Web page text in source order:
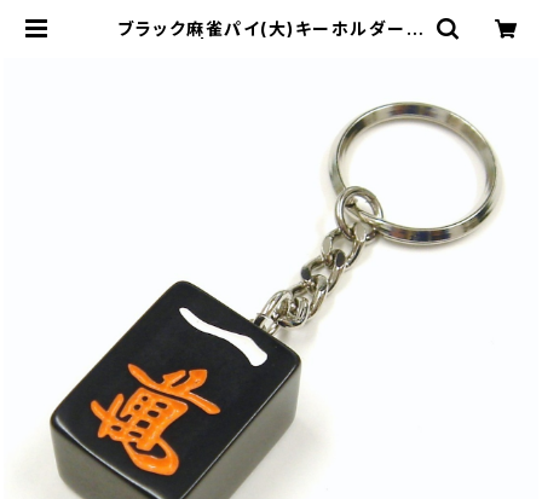
ブラック麻雀パイ(大)キーホルダー